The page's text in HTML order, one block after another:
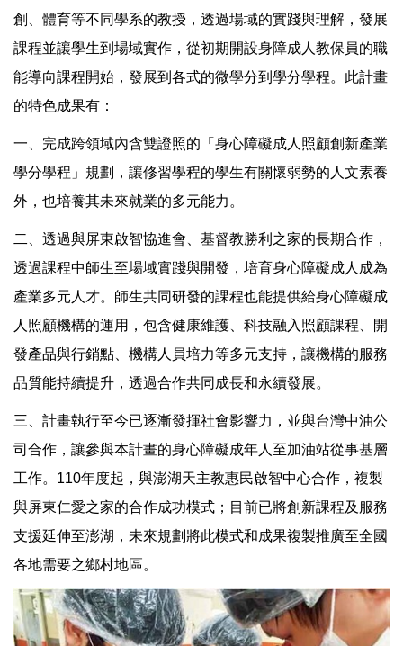
創、體育等不同學系的教授，透過場域的實踐與理解，發展
課程並讓學生到場域實作，從初期開設身障成人教保員的職
能導向課程開始，發展到各式的微學分到學分學程。此計畫
的特色成果有：
一、完成跨領域內含雙證照的「身心障礙成人照顧創新產業
學分學程」規劃，讓修習學程的學生有關懷弱勢的人文素養
外，也培養其未來就業的多元能力。
二、透過與屏東啟智協進會、基督教勝利之家的長期合作，
透過課程中師生至場域實踐與開發，培育身心障礙成人成為
產業多元人才。師生共同研發的課程也能提供給身心障礙成
人照顧機構的運用，包含健康維護、科技融入照顧課程、開
發產品與行銷點、機構人員培力等多元支持，讓機構的服務
品質能持續提升，透過合作共同成長和永續發展。
三、計畫執行至今已逐漸發揮社會影響力，並與台灣中油公
司合作，讓參與本計畫的身心障礙成年人至加油站從事基層
工作。110年度起，與澎湖天主教惠民啟智中心合作，複製
與屏東仁愛之家的合作成功模式；目前已將創新課程及服務
支援延伸至澎湖，未來規劃將此模式和成果複製推廣至全國
各地需要之鄉村地區。